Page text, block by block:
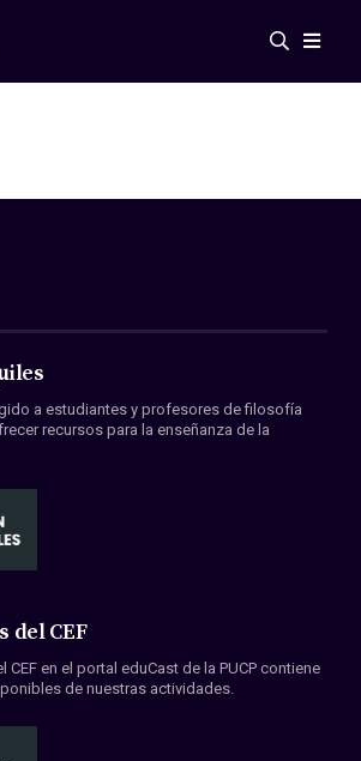
a estudiantes y profesores de filosofía
recursos para la enseñanza de la
del CEF
CEF en el portal eduCast de la PUCP contiene
de nuestras actividades.